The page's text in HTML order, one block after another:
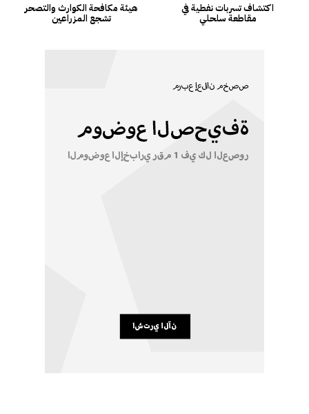
هيئة مكافحة الكوارث والتصحر
تشجع المزراعين
اكتشاف تسربات نفطية في
مقاطعة سلحلي